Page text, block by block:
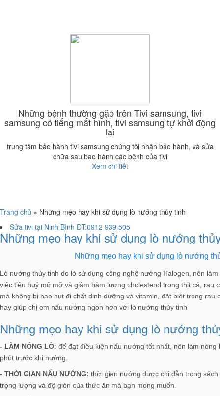
Những bệnh thường gặp trên Tivi samsung, tivi
samsung có tiếng mất hình, tivi samsung tự khởi động
lại
trung tâm bảo hành tivi samsung chúng tôi nhận bảo hành, và sửa
chữa sau bao hành các bệnh của tivi
Xem chi tiết
Trang chủ » Những mẹo hay khi sử dụng lò nướng thủy tinh
Sửa tivi tại Ninh Bình ĐT:0912 939 505
Những mẹo hay khi sử dụng lò nướng
Những mẹo hay khi sử dụng lò nướng
Lò nướng thủy tinh do lò sử dụng công nghệ nướng Halogen, nên
việc tiêu huỷ mô mỡ và giảm hàm lượng cholesterol trong thịt cá, rau
mà không bị hao hụt đi chất dinh dưỡng và vitamin, đặt biệt trong rau
hay giúp chị em nấu nướng ngon hơn với lò nướng thủy tinh
Những mẹo hay khi sử dụng lò nướng
- LÀM NÓNG LÒ: để đạt điều kiện nấu nướng tốt nhất, nên làm nóng
phút trước khi nướng.
- THỜI GIAN NẤU NƯỚNG: thời gian nướng được chỉ dẫn trong
trọng lượng và độ giòn của thức ăn mà bạn mong muốn.